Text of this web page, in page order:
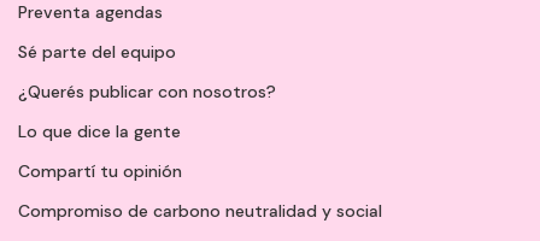
Preventa agendas
Sé parte del equipo
¿Querés publicar con nosotros?
Lo que dice la gente
Compartí tu opinión
Compromiso de carbono neutralidad y social